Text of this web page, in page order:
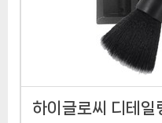
하이글로씨 디테